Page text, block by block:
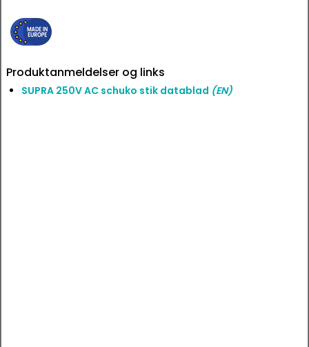
Produktanmeldelser og links
SUPRA 250V AC schuko stik datablad (EN)